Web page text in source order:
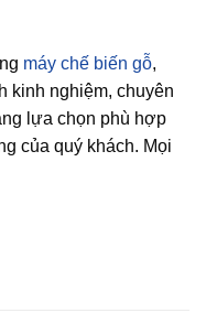
máy chế biến gỗ,
kinh nghiệm, chuyên
lựa chọn phù hợp
của quý khách. Mọi